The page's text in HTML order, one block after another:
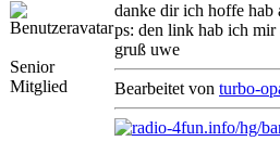
Senior
Mitglied
danke dir ich hoffe hab
ps: den link hab ich mir
gruß uwe
Bearbeitet von turbo-